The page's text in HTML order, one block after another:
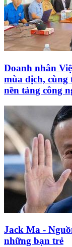
Doanh nhân
mùa dịch,
nền tảng công
Jack Ma -
những bạn trẻ